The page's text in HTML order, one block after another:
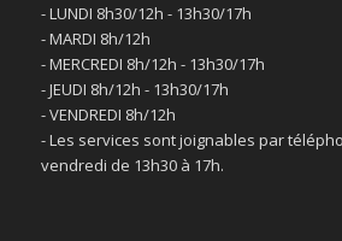
- LUNDI 8h30/12h - 13h30/17h
- MARDI 8h/12h
- MERCREDI 8h/12h - 13h30/17h
- JEUDI 8h/12h - 13h30/17h
- VENDREDI 8h/12h
- Les services sont joignables par
vendredi de 13h30 à 17h.